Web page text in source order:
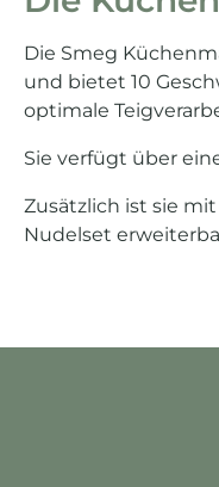
Die Smeg
und bietet 10
optimale
Sie verfügt über
Zusätzlich ist sie
Nudelset